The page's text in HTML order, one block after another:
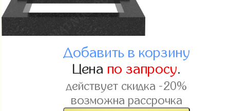
Добавить в корзину
Цена по запросу.
действует скидка -20%
возможна рассрочка